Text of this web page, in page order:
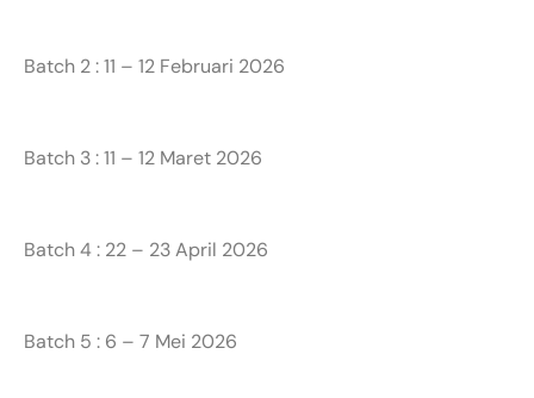
Batch 2 : 11 – 12 Februari 2026
Batch 3 : 11 – 12 Maret 2026
Batch 4 : 22 – 23 April 2026
Batch 5 : 6 – 7 Mei 2026